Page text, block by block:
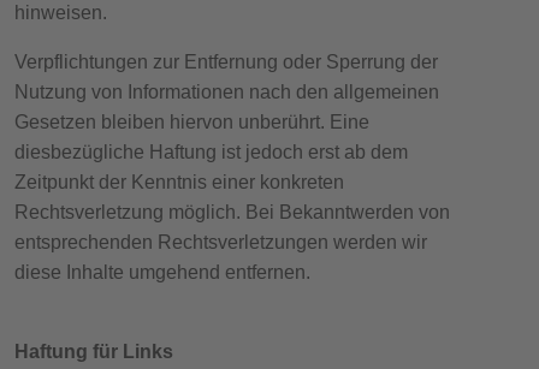
hinweisen.
Verpflichtungen zur Entfernung oder Sperrung der
Nutzung von Informationen nach den allgemeinen
Gesetzen bleiben hiervon unberührt. Eine
diesbezügliche Haftung ist jedoch erst ab dem
Zeitpunkt der Kenntnis einer konkreten
Rechtsverletzung möglich. Bei Bekanntwerden von
entsprechenden Rechtsverletzungen werden wir
diese Inhalte umgehend entfernen.
Haftung für Links